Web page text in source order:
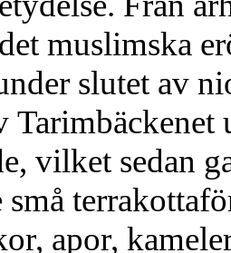
muslimska
slutet av
vilket sedan
små
apor,